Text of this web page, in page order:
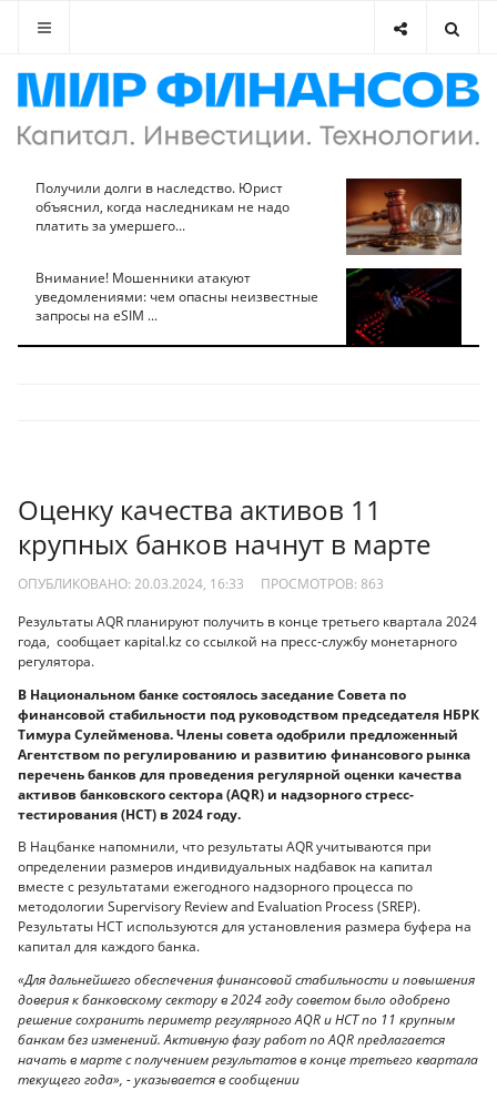
Получили долги в наследство. Юрист
объяснил, когда наследникам не надо
платить за умершего...
Внимание! Мошенники атакуют
уведомлениями: чем опасны неизвестные
запросы на eSIM ...
Оценку качества активов 11
крупных банков начнут в марте
ОПУБЛИКОВАНО: 20.03.2024, 16:33 ПРОСМОТРОВ: 863
Результаты AQR планируют получить в конце третьего квартала 2024
года, сообщает кapital.kz со ссылкой на пресс-службу монетарного
регулятора.
В Национальном банке состоялось заседание Совета по
финансовой стабильности под руководством председателя НБРК
Тимура Сулейменова. Члены совета одобрили предложенный
Агентством по регулированию и развитию финансового рынка
перечень банков для проведения регулярной оценки качества
активов банковского сектора (AQR) и надзорного стресс-
тестирования (НСТ) в 2024 году.
В Нацбанке напомнили, что результаты AQR учитываются при
определении размеров индивидуальных надбавок на капитал
вместе с результатами ежегодного надзорного процесса по
методологии Supervisory Review and Evaluation Process (SREP).
Результаты НСТ используются для установления размера буфера на
капитал для каждого банка.
«Для дальнейшего обеспечения финансовой стабильности и повышения
доверия к банковскому сектору в 2024 году советом было одобрено
решение сохранить периметр регулярного AQR и НСТ по 11 крупным
банкам без изменений. Активную фазу работ по AQR предлагается
начать в марте с получением результатов в конце третьего квартала
текущего года», - указывается в сообщении